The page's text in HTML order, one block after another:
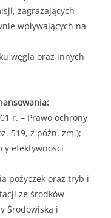
zagrażających
wpływających na
węgla oraz innych
r. – Prawo ochrony
519, z późn. zm.);
efektywności
pożyczek oraz tryb i
ze środków
Środowiska i